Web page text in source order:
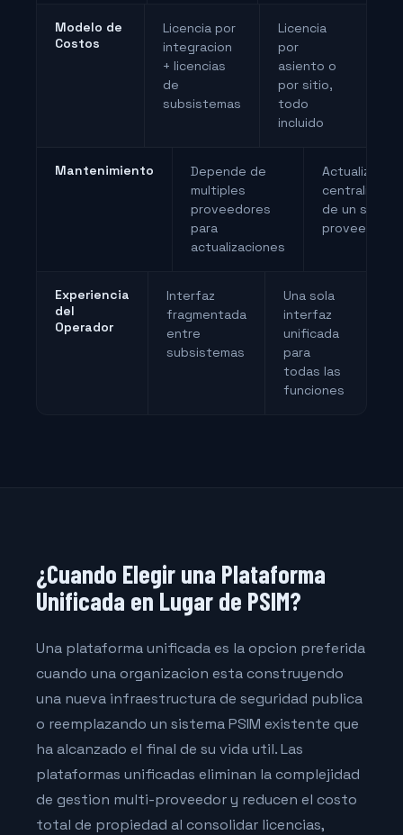
Modelo de
Costos
Licencia por
integracion
+ licencias
de
subsistemas
Licencia
por
asiento o
por sitio,
todo
incluido
Mantenimiento
Depende de
multiples
proveedores
para
actualizaciones
centralizadas
de un solo
proveedor
Experiencia
del
Operador
Interfaz
fragmentada
entre
subsistemas
Una sola
interfaz
unificada
para
todas las
funciones
¿Cuando Elegir una Plataforma
Unificada en Lugar de PSIM?
Una plataforma unificada es la opcion preferida
cuando una organizacion esta construyendo
una nueva infraestructura de seguridad publica
o reemplazando un sistema PSIM existente que
ha alcanzado el final de su vida util. Las
plataformas unificadas eliminan la complejidad
de gestion multi-proveedor y reducen el costo
total de propiedad al consolidar licencias,